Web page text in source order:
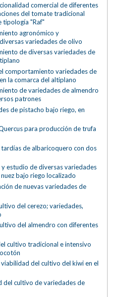
comercial de diferentes
del tomate tradicional
tipología "Raf"
agronómico y
variedades de olivo
de diversas variedades de
comportamiento variedades de
la comarca del altiplano
de variedades de almendro
patrones
de pistacho bajo riego, en
para producción de trufa
de albaricoquero con dos
estudio de diversas variedades
bajo riego localizado
de nuevas variedades de
del cerezo; variedades,
del almendro con diferentes
cultivo tradicional e intensivo
del cultivo del kiwi en el
del cultivo de variedades de